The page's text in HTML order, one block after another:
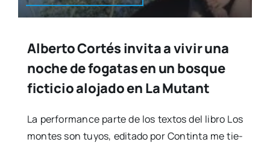
Alberto Cortés invita a vivir una
noche de fogatas en un bosque
ficticio alojado en La Mutant
La per­for­man­ce par­te de los tex­tos del libro Los
mon­tes son tuyos, edi­ta­do por Con­tin­ta me tie­